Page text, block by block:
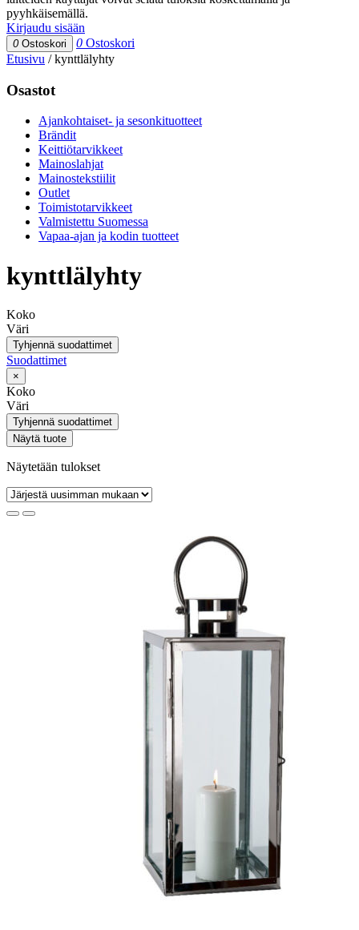
pyyhkäisemällä.
Kirjaudu sisään
0 Ostoskori 0 Ostoskori
Etusivu /kynttlälyhty
Osastot
Ajankohtaiset- ja sesonkituotteet
Brändit
Keittiötarvikkeet
Mainoslahjat
Mainostekstiilit
Outlet
Toimistotarvikkeet
Valmistettu Suomessa
Vapaa-ajan ja kodin tuotteet
kynttlälyhty
Koko
Väri
Tyhjennä suodattimet
Suodattimet
×
Koko
Väri
Tyhjennä suodattimet
Näytä tuote
Näytetään tulokset